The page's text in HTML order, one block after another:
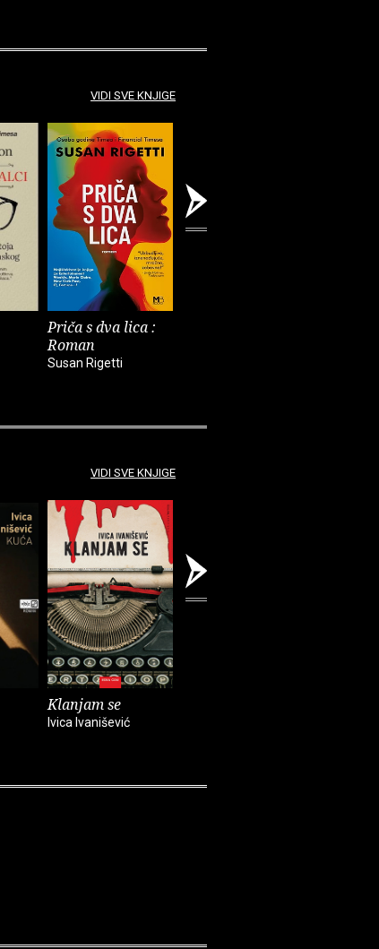
Priča s dva lica :
Roman
Susan Rigetti
VIDI SVE KNJIGE
Klanjam se
Ivica Ivanišević
VIDI SVE KNJIGE